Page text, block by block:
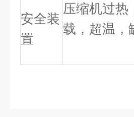
安全装
置
压缩机过热
载，超温，